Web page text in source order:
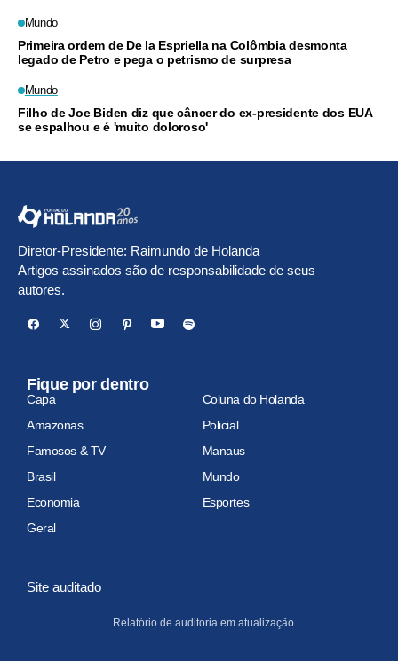
Mundo
Primeira ordem de De la Espriella na Colômbia desmonta
legado de Petro e pega o petrismo de surpresa
Mundo
Filho de Joe Biden diz que câncer do ex-presidente dos EUA
se espalhou e é 'muito doloroso'
Diretor-Presidente: Raimundo de Holanda
Artigos assinados são de responsabilidade de seus
autores.
Fique por dentro
Capa
Coluna do Holanda
Amazonas
Policial
Famosos & TV
Manaus
Brasil
Mundo
Economia
Esportes
Geral
Site auditado
Relatório de auditoria em atualização